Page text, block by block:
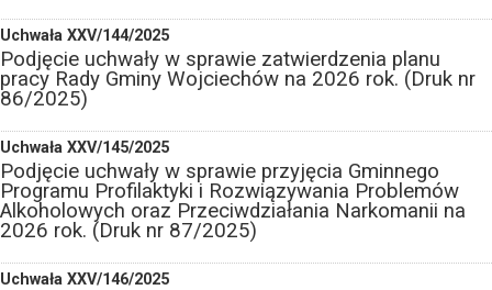
Uchwała XXV/144/2025
Podjęcie uchwały w sprawie zatwierdzenia planu
pracy Rady Gminy Wojciechów na 2026 rok. (Druk nr
86/2025)
Uchwała XXV/145/2025
Podjęcie uchwały w sprawie przyjęcia Gminnego
Programu Profilaktyki i Rozwiązywania Problemów
Alkoholowych oraz Przeciwdziałania Narkomanii na
2026 rok. (Druk nr 87/2025)
Uchwała XXV/146/2025